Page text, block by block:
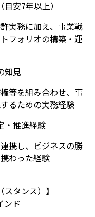
安7年以上）
実務に加え、事業戦
フォリオの構築・運
知見
等を組み合わせ、事
るための実務経験
・推進経験
携し、ビジネスの勝
わった経験
タンス）】
ンド